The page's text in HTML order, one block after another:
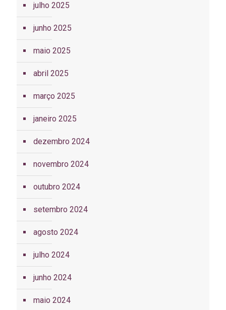
julho 2025
junho 2025
maio 2025
abril 2025
março 2025
janeiro 2025
dezembro 2024
novembro 2024
outubro 2024
setembro 2024
agosto 2024
julho 2024
junho 2024
maio 2024